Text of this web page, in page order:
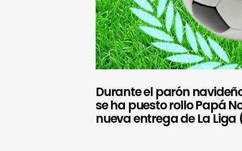
Durante el parón
se ha puesto rollo Papá
nueva entrega de La